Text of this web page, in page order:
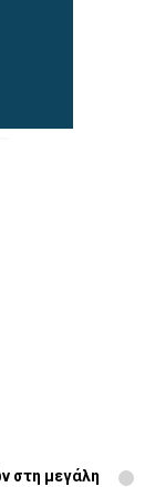
στη μεγάλη